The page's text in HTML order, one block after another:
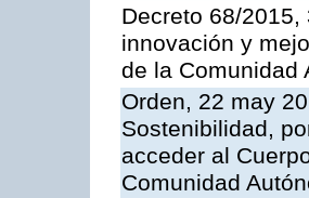
Decreto 68/
innovación y
de la Comunidad
Orden, 22 may
Sostenibilidad,
acceder al
Comunidad